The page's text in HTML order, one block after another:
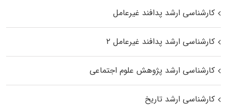
کارشناسی ارشد پدافند غیرعامل
کارشناسی ارشد پدافند غیرعامل ۲
کارشناسی ارشد پژوهش علوم اجتماعی
کارشناسی ارشد تاریخ